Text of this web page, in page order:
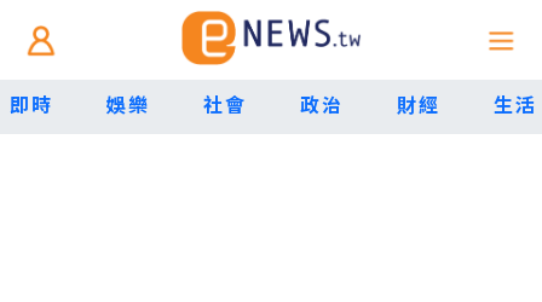
即時 娛樂 社會 政治 財經 生活